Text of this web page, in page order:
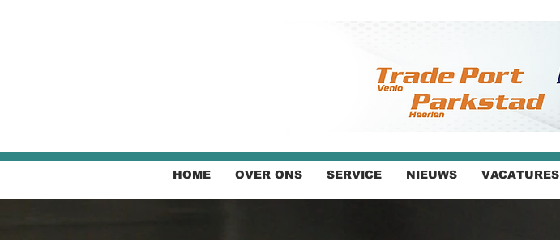
HOME OVER ONS SERVICE NIEUWS VACATURES